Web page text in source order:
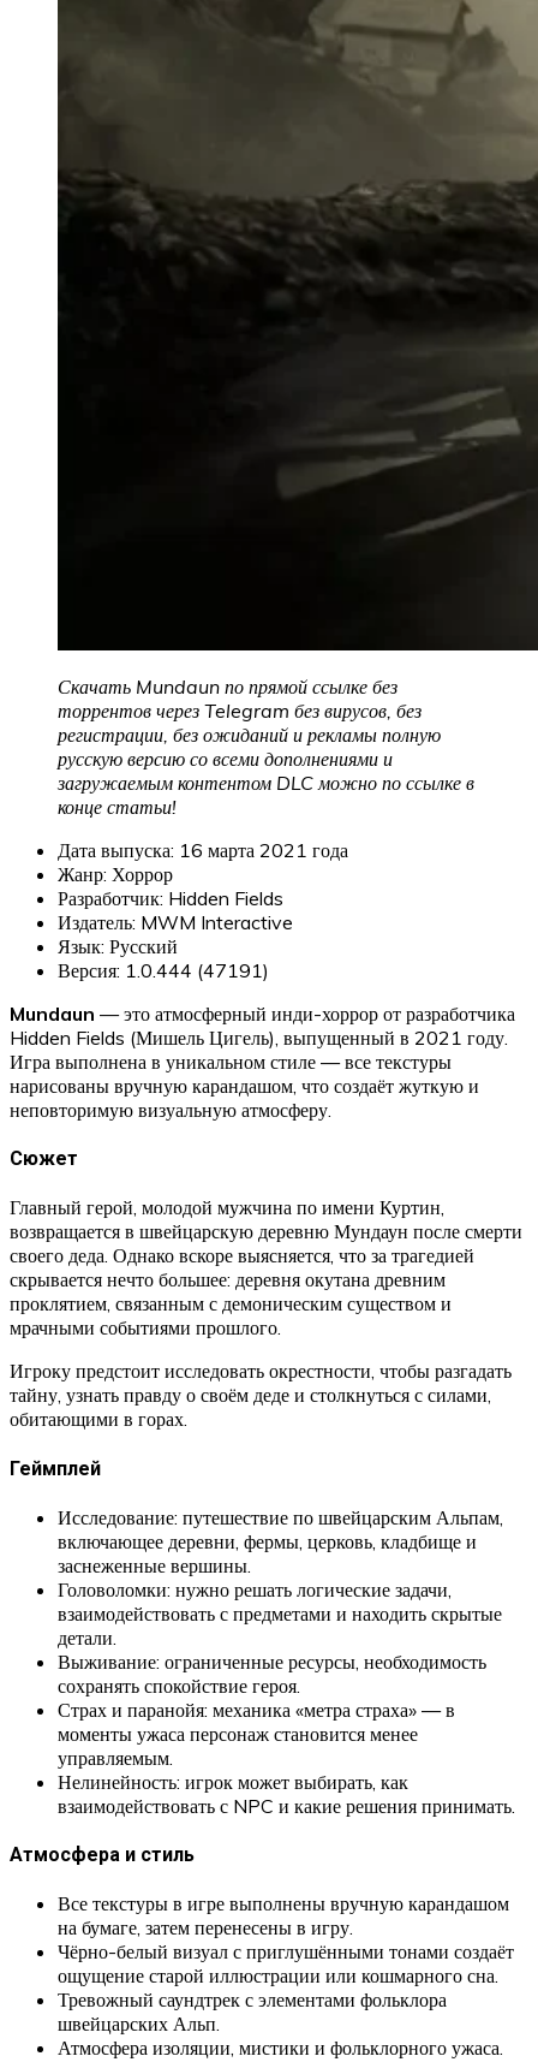
Скачать Mundaun по прямой ссылке без
торрентов через Telegram без вирусов, без
регистрации, без ожиданий и рекламы полную
русскую версию со всеми дополнениями и
загружаемым контентом DLC можно по ссылке в
конце статьи!
Дата выпуска: 16 марта 2021 года
Жанр: Хоррор
Разработчик: Hidden Fields
Издатель: MWM Interactive
Язык: Русский
Версия: 1.0.444 (47191)
Mundaun — это атмосферный инди-хоррор от разработчика
Hidden Fields (Мишель Цигель), выпущенный в 2021 году.
Игра выполнена в уникальном стиле — все текстуры
нарисованы вручную карандашом, что создаёт жуткую и
неповторимую визуальную атмосферу.
Сюжет
Главный герой, молодой мужчина по имени Куртин,
возвращается в швейцарскую деревню Мундаун после смерти
своего деда. Однако вскоре выясняется, что за трагедией
скрывается нечто большее: деревня окутана древним
проклятием, связанным с демоническим существом и
мрачными событиями прошлого.
Игроку предстоит исследовать окрестности, чтобы разгадать
тайну, узнать правду о своём деде и столкнуться с силами,
обитающими в горах.
Геймплей
Исследование: путешествие по швейцарским Альпам,
включающее деревни, фермы, церковь, кладбище и
заснеженные вершины.
Головоломки: нужно решать логические задачи,
взаимодействовать с предметами и находить скрытые
детали.
Выживание: ограниченные ресурсы, необходимость
сохранять спокойствие героя.
Страх и паранойя: механика «метра страха» — в
моменты ужаса персонаж становится менее
управляемым.
Нелинейность: игрок может выбирать, как
взаимодействовать с NPC и какие решения принимать.
Атмосфера и стиль
Все текстуры в игре выполнены вручную карандашом
на бумаге, затем перенесены в игру.
Чёрно-белый визуал с приглушёнными тонами создаёт
ощущение старой иллюстрации или кошмарного сна.
Тревожный саундтрек с элементами фольклора
швейцарских Альп.
Атмосфера изоляции, мистики и фольклорного ужаса.